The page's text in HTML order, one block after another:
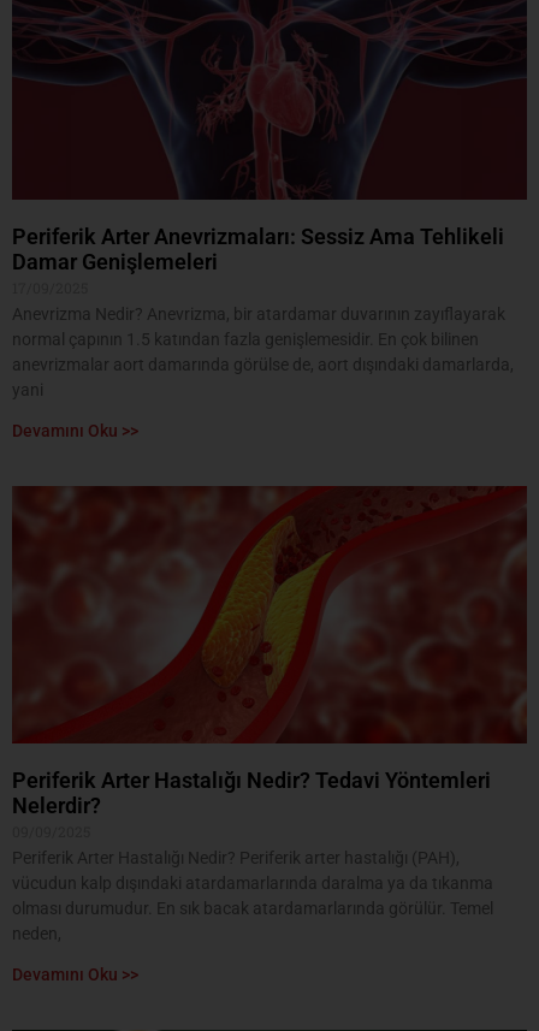
Periferik Arter Anevrizmaları: Sessiz Ama Tehlikeli
Damar Genişlemeleri
Anevrizma Nedir? Anevrizma, bir atardamar duvarının zayıflayarak
normal çapının 1.5 katından fazla genişlemesidir. En çok bilinen
anevrizmalar aort damarında görülse de, aort dışındaki damarlarda,
yani
Devamını Oku >>
Periferik Arter Hastalığı Nedir? Tedavi Yöntemleri
Nelerdir?
Periferik Arter Hastalığı Nedir? Periferik arter hastalığı (PAH),
vücudun kalp dışındaki atardamarlarında daralma ya da tıkanma
olması durumudur. En sık bacak atardamarlarında görülür. Temel
neden,
Devamını Oku >>